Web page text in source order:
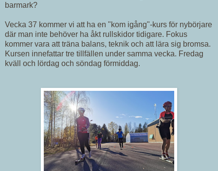
barmark?
Vecka 37 kommer vi att ha en "kom igång"-kurs för nybörjare
där man inte behöver ha åkt rullskidor tidigare. Fokus
kommer vara att träna balans, teknik och att lära sig bromsa.
Kursen innefattar tre tillfällen under samma vecka. Fredag
kväll och lördag och söndag förmiddag.